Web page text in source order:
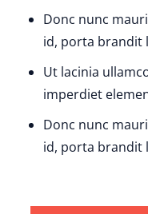
Donc nunc
id, porta brandit
Ut lacinia
imperdiet
Donc nunc
id, porta brandit